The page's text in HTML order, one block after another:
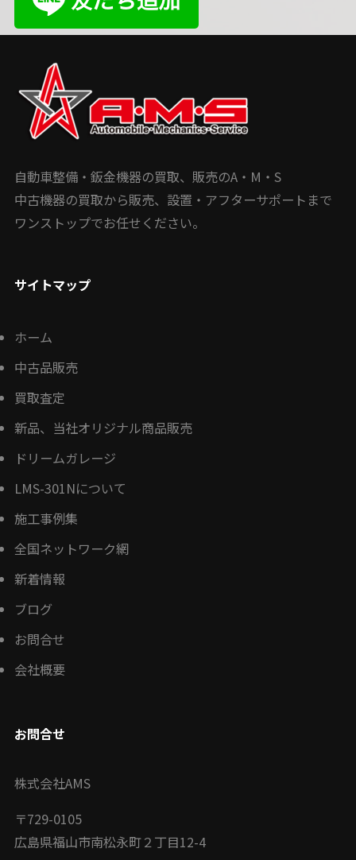
自動車整備・鈑金機器の買取、販売のA・M・S
中古機器の買取から販売、設置・アフターサポートまで
ワンストップでお任せください。
サイトマップ
ホーム
中古品販売
買取査定
新品、当社オリジナル商品販売
ドリームガレージ
LMS-301Nについて
施工事例集
全国ネットワーク網
新着情報
ブログ
お問合せ
会社概要
お問合せ
株式会社AMS
〒729-0105
広島県福山市南松永町２丁目12-4